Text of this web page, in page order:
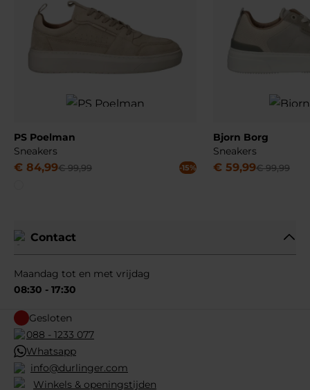
PS Poelman
Sneakers
€ 84,99€ 99,99 -15%
Bjorn Borg
Sneakers
€ 59,99€ 99,99
Contact
Maandag tot en met vrijdag
08:30 - 17:30
Gesloten
088 - 1233 077
Whatsapp
info@durlinger.com
Winkels & openingstijden